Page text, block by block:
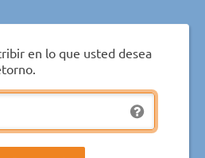
en lo que usted desea